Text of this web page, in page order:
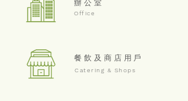
辦公室
Office
餐飲及商店用戶
Catering & Shops